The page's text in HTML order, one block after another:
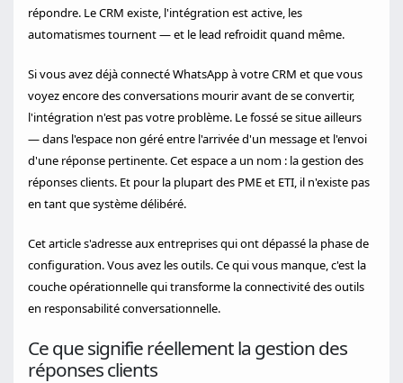
répondre. Le CRM existe, l'intégration est active, les
automatismes tournent — et le lead refroidit quand même.
Si vous avez déjà connecté WhatsApp à votre CRM et que vous
voyez encore des conversations mourir avant de se convertir,
l'intégration n'est pas votre problème. Le fossé se situe ailleurs
— dans l'espace non géré entre l'arrivée d'un message et l'envoi
d'une réponse pertinente. Cet espace a un nom : la gestion des
réponses clients. Et pour la plupart des PME et ETI, il n'existe pas
en tant que système délibéré.
Cet article s'adresse aux entreprises qui ont dépassé la phase de
configuration. Vous avez les outils. Ce qui vous manque, c'est la
couche opérationnelle qui transforme la connectivité des outils
en responsabilité conversationnelle.
Ce que signifie réellement la gestion des
réponses clients